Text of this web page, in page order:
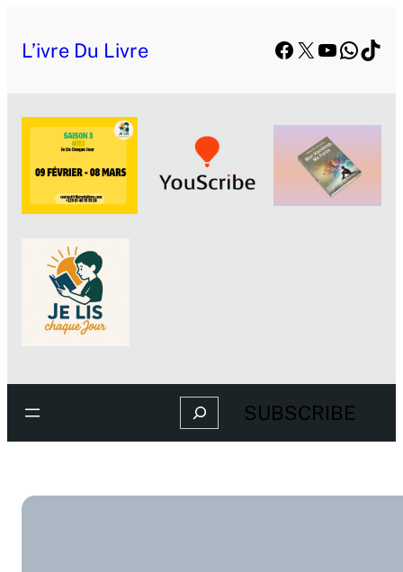
L’ivre Du Livre Facebook
X YouTube
Search SUBSCRIBE